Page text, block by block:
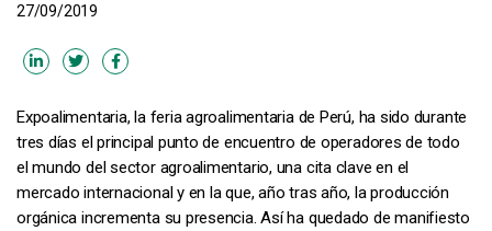
27/09/2019
Expoalimentaria, la feria agroalimentaria de Perú, ha sido durante
tres días el principal punto de encuentro de operadores de todo
el mundo del sector agroalimentario, una cita clave en el
mercado internacional y en la que, año tras año, la producción
orgánica incrementa su presencia. Así ha quedado de manifiesto